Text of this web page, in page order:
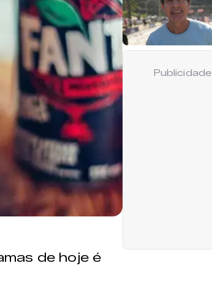
de hoje é
Publicidade